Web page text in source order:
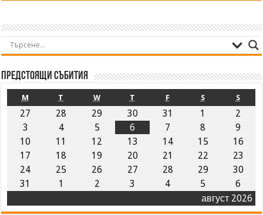
Предстоящи събития
август 2026
M T W T F S S
27 28 29 30 31 1
2
3
4 5 6 7 8
9
10
11 12 13 14 15
16
17
18 19 20 21 22
23
24
25 26 27 28 29
30
31
1 2 3 4 5 6